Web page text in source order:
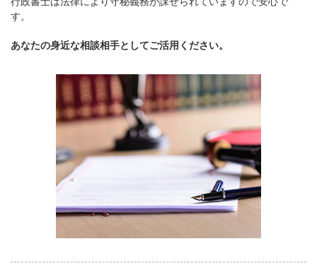
す。
あなたの身近な相談相手としてご活用ください。